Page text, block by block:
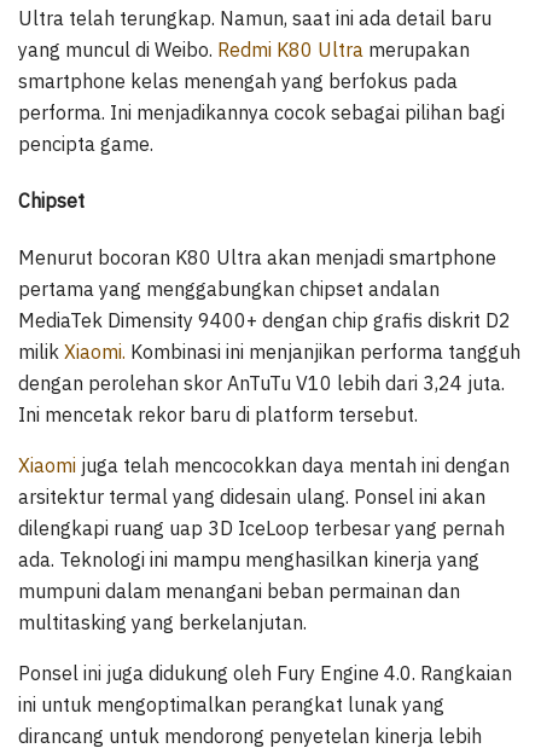
Ultra telah terungkap. Namun, saat ini ada detail baru
yang muncul di Weibo. Redmi K80 Ultra merupakan
smartphone kelas menengah yang berfokus pada
performa. Ini menjadikannya cocok sebagai pilihan bagi
pencipta game.
Chipset
Menurut bocoran K80 Ultra akan menjadi smartphone
pertama yang menggabungkan chipset andalan
MediaTek Dimensity 9400+ dengan chip grafis diskrit D2
milik Xiaomi. Kombinasi ini menjanjikan performa tangguh
dengan perolehan skor AnTuTu V10 lebih dari 3,24 juta.
Ini mencetak rekor baru di platform tersebut.
Xiaomi juga telah mencocokkan daya mentah ini dengan
arsitektur termal yang didesain ulang. Ponsel ini akan
dilengkapi ruang uap 3D IceLoop terbesar yang pernah
ada. Teknologi ini mampu menghasilkan kinerja yang
mumpuni dalam menangani beban permainan dan
multitasking yang berkelanjutan.
Ponsel ini juga didukung oleh Fury Engine 4.0. Rangkaian
ini untuk mengoptimalkan perangkat lunak yang
dirancang untuk mendorong penyetelan kinerja lebih